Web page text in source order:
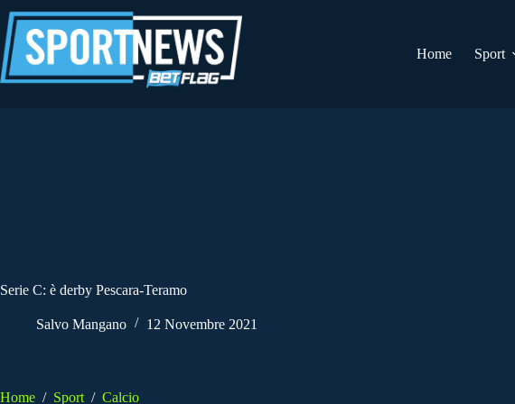
al
contenuto
Home
Sport
Serie C: è derby Pescara-Teramo
Salvo Mangano 12 Novembre 2021
Home / Sport / Calcio